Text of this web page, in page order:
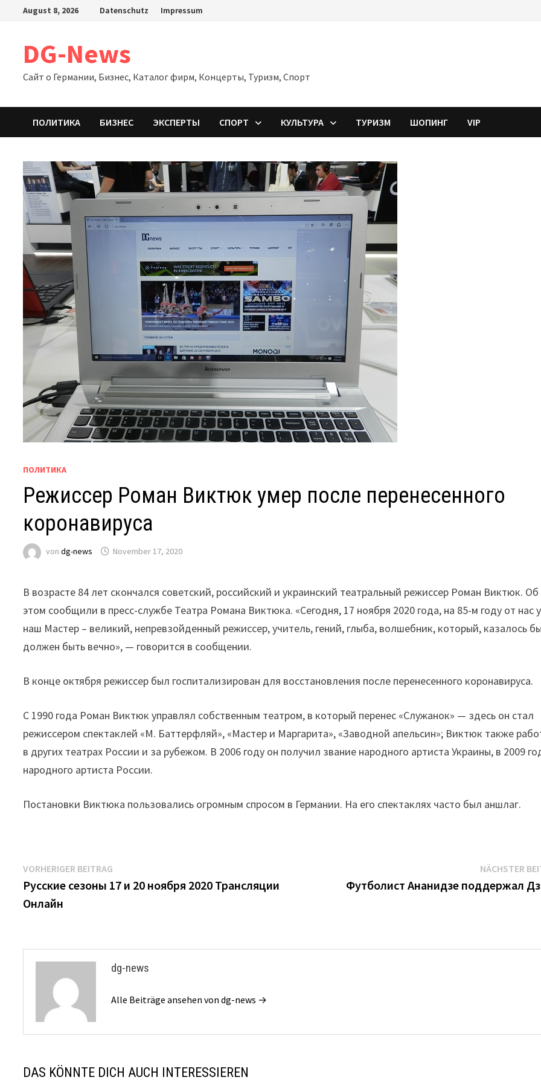
August 8, 2026 Datenschutz Impressum
DG-News
Сайт о Германии, Бизнес, Каталог фирм, Концерты, Туризм, Спорт
ПОЛИТИКА БИЗНЕС ЭКСПЕРТЫ СПОРТ КУЛЬТУРА ТУРИЗМ ШОПИНГ VIP
ПОЛИТИКА
Режиссер Роман Виктюк умер после перенесенного
коронавируса
vondg-news November 17, 2020
В возрасте 84 лет скончался советский, российский и украинский театральный режиссер Роман Виктюк. Об
этом сообщили в пресс-службе Театра Романа Виктюка. «Сегодня, 17 ноября 2020 года, на 85-м году от нас
наш Мастер – великий, непревзойденный режиссер, учитель, гений, глыба, волшебник, который, казалось
должен быть вечно», — говорится в сообщении.
В конце октября режиссер был госпитализирован для восстановления после перенесенного коронавируса.
С 1990 года Роман Виктюк управлял собственным театром, в который перенес «Служанок» — здесь он стал
режиссером спектаклей «М. Баттерфляй», «Мастер и Маргарита», «Заводной апельсин»; Виктюк также
в других театрах России и за рубежом. В 2006 году он получил звание народного артиста Украины, в 2009
народного артиста России.
Постановки Виктюка пользовались огромным спросом в Германии. На его спектаклях часто был аншлаг.
Beitrags-
Navigation
VORHERIGER BEITRAG
Beitrag:
Русские сезоны 17 и 20 ноября 2020 Трансляции
Онлайн
NÄCHSTER
Футболист Ананидзе поддержал
dg-news
Alle Beiträge ansehen von dg-news →
DAS KÖNNTE DICH AUCH INTERESSIEREN